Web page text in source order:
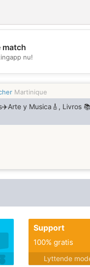
match
nu!
Martinique
y Musica🎸, Livros
Support
100% gratis
Lyttende